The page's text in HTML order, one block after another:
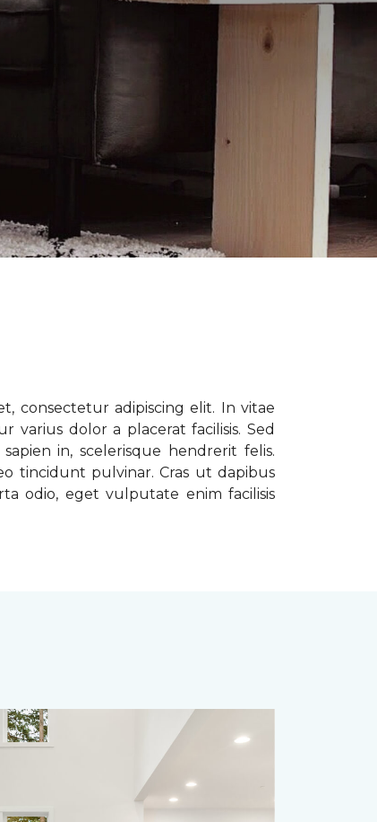
consectetur adipiscing elit. In vitae
varius dolor a placerat facilisis. Sed
in, scelerisque hendrerit felis.
tincidunt pulvinar. Cras ut dapibus
odio, eget vulputate enim facilisis